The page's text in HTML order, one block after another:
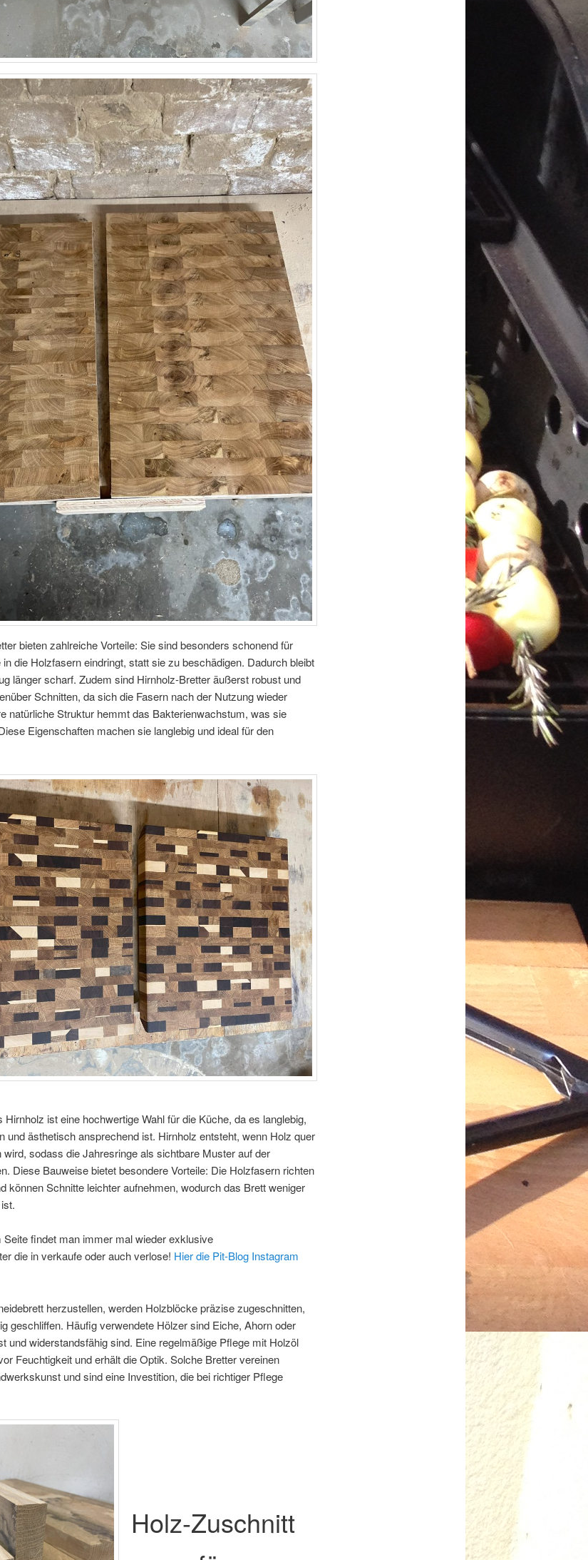
bieten zahlreiche Vorteile: Sie sind besonders schonend für
die Holzfasern eindringt, statt sie zu beschädigen. Dadurch bleibt
länger scharf. Zudem sind Hirnholz-Bretter äußerst robust und
Schnitten, da sich die Fasern nach der Nutzung wieder
natürliche Struktur hemmt das Bakterienwachstum, was sie
Eigenschaften machen sie langlebig und ideal für den
Hirnholz ist eine hochwertige Wahl für die Küche, da es langlebig,
und ästhetisch ansprechend ist. Hirnholz entsteht, wenn Holz quer
sodass die Jahresringe als sichtbare Muster auf der
Diese Bauweise bietet besondere Vorteile: Die Holzfasern richten
können Schnitte leichter aufnehmen, wodurch das Brett weniger
findet man immer mal wieder exklusive
die in verkaufe oder auch verlose! Hier die Pit-Blog Instagram
herzustellen, werden Holzblöcke präzise zugeschnitten,
geschliffen. Häufig verwendete Hölzer sind Eiche, Ahorn oder
und widerstandsfähig sind. Eine regelmäßige Pflege mit Holzöl
Feuchtigkeit und erhält die Optik. Solche Bretter vereinen
und sind eine Investition, die bei richtiger Pflege
Holz-Zuschnitt